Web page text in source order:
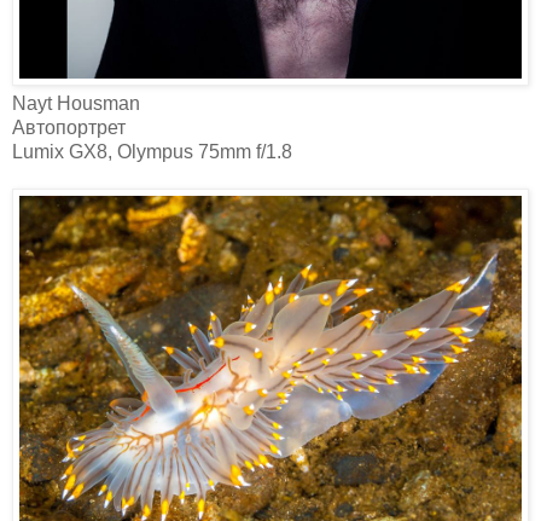
Nayt Housman‎
Автопортрет
Lumix GX8, Olympus 75mm f/1.8